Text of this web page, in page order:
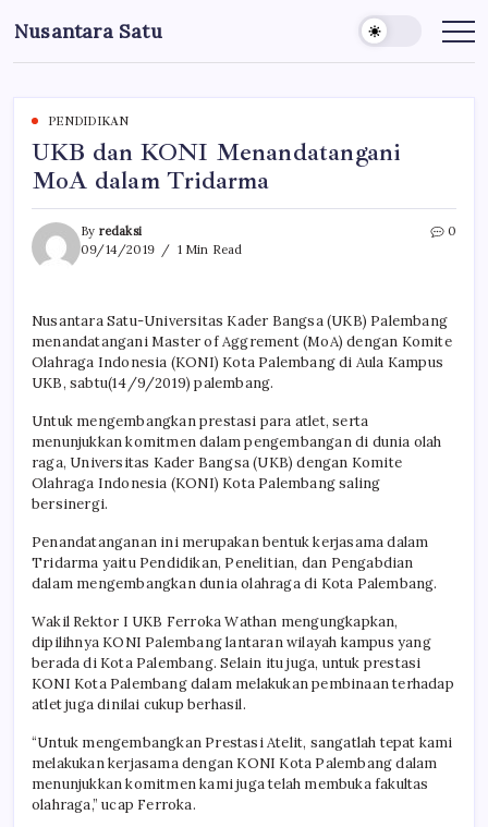
to
content
Nusantara Satu
Berita
Nusantara
PENDIDIKAN
UKB dan KONI Menandatangani
MoA dalam Tridarma
By redaksi
09/14/2019
1 Min Read
0
Nusantara Satu-Universitas Kader Bangsa (UKB) Palembang
menandatangani Master of Aggrement (MoA) dengan Komite
Olahraga Indonesia (KONI) Kota Palembang di Aula Kampus
UKB, sabtu(14/9/2019) palembang.
Untuk mengembangkan prestasi para atlet, serta
menunjukkan komitmen dalam pengembangan di dunia olah
raga, Universitas Kader Bangsa (UKB) dengan Komite
Olahraga Indonesia (KONI) Kota Palembang saling
bersinergi.
Penandatanganan ini merupakan bentuk kerjasama dalam
Tridarma yaitu Pendidikan, Penelitian, dan Pengabdian
dalam mengembangkan dunia olahraga di Kota Palembang.
Wakil Rektor I UKB Ferroka Wathan mengungkapkan,
dipilihnya KONI Palembang lantaran wilayah kampus yang
berada di Kota Palembang. Selain itu juga, untuk prestasi
KONI Kota Palembang dalam melakukan pembinaan terhadap
atlet juga dinilai cukup berhasil.
“Untuk mengembangkan Prestasi Atelit, sangatlah tepat kami
melakukan kerjasama dengan KONI Kota Palembang dalam
menunjukkan komitmen kami juga telah membuka fakultas
olahraga,” ucap Ferroka.